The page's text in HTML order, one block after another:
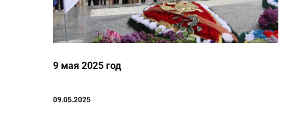
9 мая 2025 год
09.05.2025